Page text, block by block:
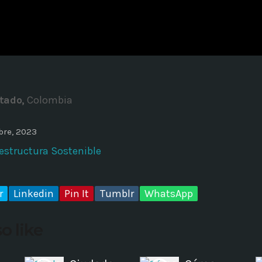
Time
Colombia
2023
Sostenible
Linkedin Pin It Tumblr WhatsApp